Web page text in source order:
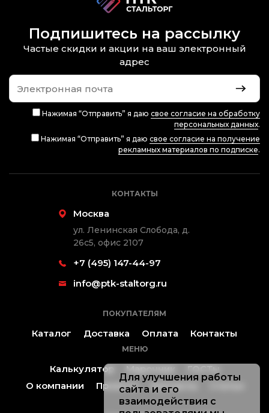
Подпишитесь на рассылку
Частые скидки и акции на ваш электронный
адрес
Нажимая “Отправить” я даю свое согласие на обработку
персональных данных.
Нажимая “Отправить” я даю свое согласие на получение
рекламных материалов по подписке.
КОНТАКТЫ
Москва
ул. Ленинская Слобода, д.
26с5, офис 2107
+7 (495) 147-44-97
info@ptk-staltorg.ru
ПОКУПАТЕЛЯМ
Каталог Доставка Оплата Контакты
МЕНЮ
Калькулятор Марочник
ГОСТы
О компании
Проекты Контакты
Для улучшения работы
сайта и его
взаимодействия с